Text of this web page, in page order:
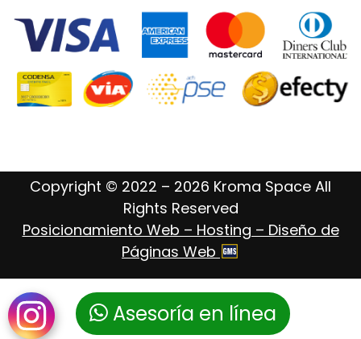
Asesoría en línea
Copyright © 2022 – 2026 Kroma Space All
Rights Reserved
Posicionamiento Web – Hosting – Diseño de
Páginas Web